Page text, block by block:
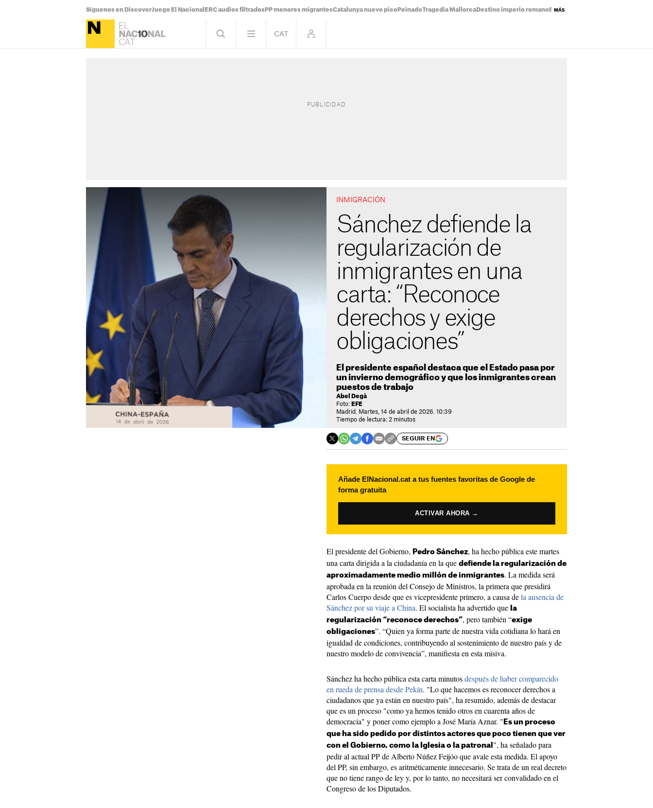
Síguenos en DiscoverJuego El Nacional ERC audios filtrados PP menores migrantesCatalunya nuevo pico PeinadoTragedia Mallorca Destino imperio romano Eclipse solar mapa
MÁS
INMIGRACIÓN
Sánchez defiende la
regularización de
inmigrantes en una
carta: “Reconoce
derechos y exige
obligaciones”
El presidente español destaca que el Estado pasa por
un invierno demográfico y que los inmigrantes crean
puestos de trabajo
Abel Degà
Foto: EFE
Madrid. Martes, 14 de abril de 2026. 10:39
Tiempo de lectura: 2 minutos
SEGUIR EN
Añade ElNacional.cat a tus fuentes favoritas de Google de
forma gratuita
ACTIVAR AHORA →
El presidente del Gobierno, Pedro Sánchez, ha hecho pública este martes
una carta dirigida a la ciudadanía en la que defiende la regularización de
aproximadamente medio millón de inmigrantes. La medida será
aprobada en la reunión del Consejo de Ministros, la primera que presidirá
Carlos Cuerpo desde que es vicepresidente primero, a causa dela ausencia de
Sánchez por su viaje a China. El socialista ha advertido que la
regularización “reconoce derechos”, pero también “exige
obligaciones”. “Quien ya forma parte de nuestra vida cotidiana lo hará en
igualdad de condiciones, contribuyendo al sostenimiento de nuestro país y de
nuestro modelo de convivencia”, manifiesta en esta misiva.
Sánchez ha hecho pública esta carta minutosdespués de haber comparecido
en rueda de prensa desde Pekín. "Lo que hacemos es reconocer derechos a
ciudadanos que ya están en nuestro país", ha resumido, además de destacar
que es un proceso "como ya hemos tenido otros en cuarenta años de
democracia" y poner como ejemplo a José María Aznar. " Es un proceso
que ha sido pedido por distintos actores que poco tienen que ver
con el Gobierno, como la Iglesia o la patronal ", ha señalado para
pedir al actual PP de Alberto Núñez Feijóo que avale esta medida. El apoyo
del PP, sin embargo, es aritméticamente innecesario. Se trata de un real decreto
que no tiene rango de ley y, por lo tanto, no necesitará ser convalidado en el
Congreso de los Diputados.